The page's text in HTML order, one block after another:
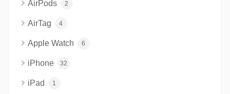
AirPods 2
AirTag 4
Apple Watch 6
iPhone 32
iPad 1